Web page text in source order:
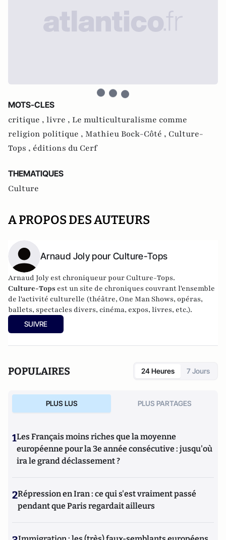
MOTS-CLES
critique , livre , Le multiculturalisme comme
religion politique , Mathieu Bock-Côté , Culture-
Tops , éditions du Cerf
THEMATIQUES
Culture
A PROPOS DES AUTEURS
Arnaud Joly pour Culture-Tops
Arnaud Joly est chroniqueur pour Culture-Tops.
Culture-Tops est un site de chroniques couvrant l'ensemble
de l'activité culturelle (théâtre, One Man Shows, opéras,
ballets, spectacles divers, cinéma, expos, livres, etc.).
SUIVRE
POPULAIRES 24 Heures 7 Jours
PLUS LUS PLUS PARTAGES
1Les Français moins riches que la moyenne
européenne pour la 3e année consécutive : jusqu'où
ira le grand déclassement ?
2Répression en Iran : ce qui s'est vraiment passé
pendant que Paris regardait ailleurs